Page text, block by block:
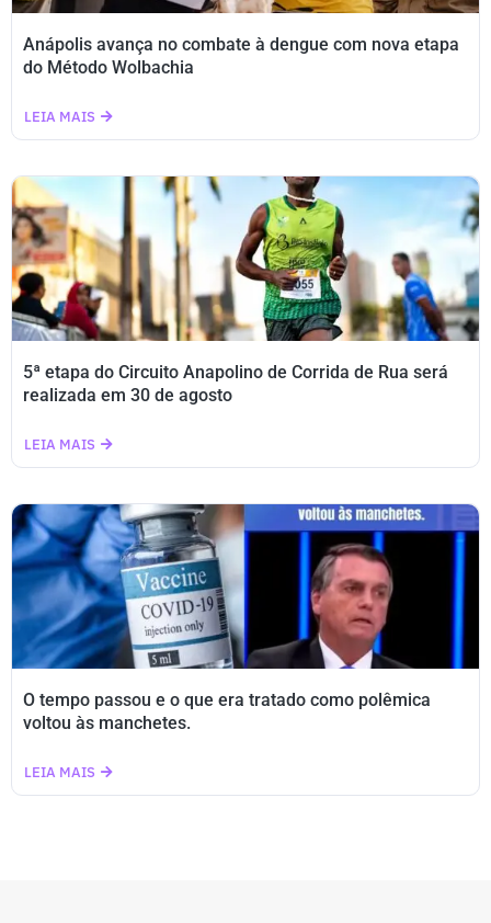
Anápolis avança no combate à dengue com nova etapa
do Método Wolbachia
LEIA MAIS
5ª etapa do Circuito Anapolino de Corrida de Rua será
realizada em 30 de agosto
LEIA MAIS
O tempo passou e o que era tratado como polêmica
voltou às manchetes.
LEIA MAIS